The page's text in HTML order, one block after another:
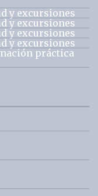
y excursiones
y excursiones
y excursiones
y excursiones
práctica